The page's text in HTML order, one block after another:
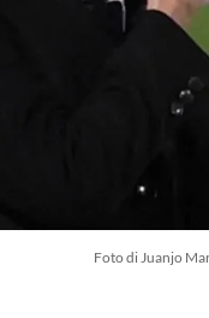
Foto di Juanjo